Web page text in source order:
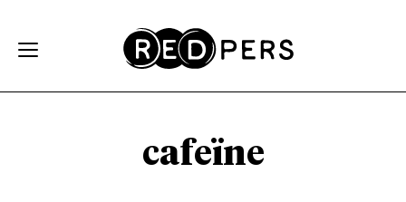
cafeïne